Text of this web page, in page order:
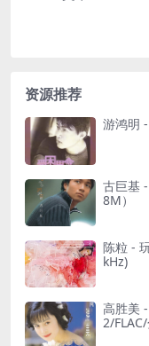
资源推荐
游鸿明
古巨基
8M）
陈粒 -
kHz)
高胜美
2/